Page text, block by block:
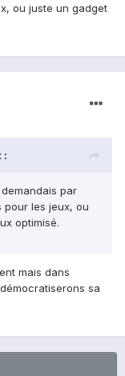
ou juste un gadget
:
par
pour les jeux, ou
optimisé.
mais dans
sa